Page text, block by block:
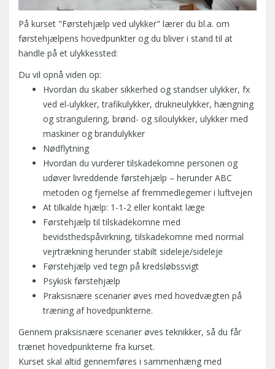
På kurset "Førstehjælp ved ulykker" lærer du bl.a. om
førstehjælpens hovedpunkter og du bliver i stand til at
handle på et ulykkessted:
Du vil opnå viden op:
Hvordan du skaber sikkerhed og standser ulykker, fx
ved el-ulykker, trafikulykker, drukneulykker, hængning
og strangulering, brønd- og siloulykker, ulykker med
maskiner og brandulykker
Nødflytning
Hvordan du vurderer tilskadekomne personen og
udøver livreddende førstehjælp – herunder ABC
metoden og fjernelse af fremmedlegemer i luftvejen
At tilkalde hjælp: 1-1-2 eller kontakt læge
Førstehjælp til tilskadekomne med
bevidsthedspåvirkning, tilskadekomne med normal
vejrtrækning herunder stabilt sideleje/sideleje
Førstehjælp ved tegn på kredsløbssvigt
Psykisk førstehjælp
Praksisnære scenarier øves med hovedvægten på
træning af hovedpunkterne.
Gennem praksisnære scenarier øves teknikker, så du får
trænet hovedpunkterne fra kurset.
Kurset skal altid gennemføres i sammenhæng med